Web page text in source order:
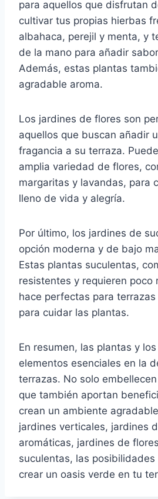
para aquellos que disfrutan
cultivar tus propias hierbas
albahaca, perejil y menta, y
de la mano para añadir
Además, estas plantas
agradable aroma.
Los jardines de flores son
aquellos que buscan añadir
fragancia a su terraza.
amplia variedad de flores,
margaritas y lavandas, para
lleno de vida y alegría.
Por último, los jardines de
opción moderna y de bajo
Estas plantas suculentas,
resistentes y requieren poco
hace perfectas para
para cuidar las plantas.
En resumen, las plantas y
elementos esenciales en la
terrazas. No solo
que también aportan
crean un ambiente
jardines verticales, jardines
aromáticas, jardines de
suculentas, las
crear un oasis verde en tu